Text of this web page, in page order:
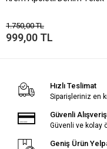
1.750,00 TL
999,00 TL
Hızlı Teslimat
Siparişleriniz en
Güvenli Alışveriş
Güvenli ve kolay
Geniş Ürün